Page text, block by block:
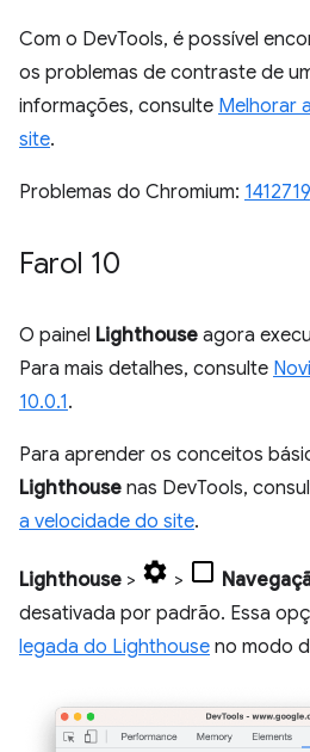
Com o DevTools, é possível
os problemas de contraste de
informações, consulte Melhorar
site.
Problemas do Chromium: 1412719
Farol 10
O painel Lighthouse agora
Para mais detalhes, consulte
10.0.1.
Para aprender os conceitos
Lighthouse nas DevTools,
a velocidade do site.
Lighthouse > >
desativada por padrão. Essa
legada do Lighthouse no modo